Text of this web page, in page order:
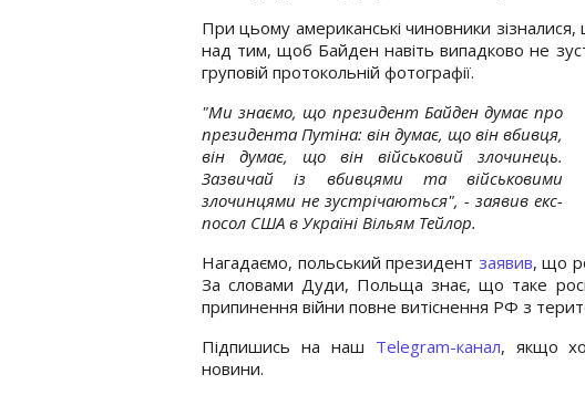
При цьому американські чиновники
над тим, щоб Байден навіть випадково не
груповій протокольній фотографії.
"Ми знаємо, що президент Байден думає про
президента Путіна: він думає, що він вбивця,
він думає, що він військовий злочинець.
Зазвичай із вбивцями та військовими
злочинцями не зустрічаються", - заявив екс-
посол США в Україні Вільям Тейлор.
Нагадаємо, польський президент заявив, що
За словами Дуди, Польща знає, що таке
припинення війни повне витіснення РФ з
Підпишись на наш Telegram-канал, якщо
новини.